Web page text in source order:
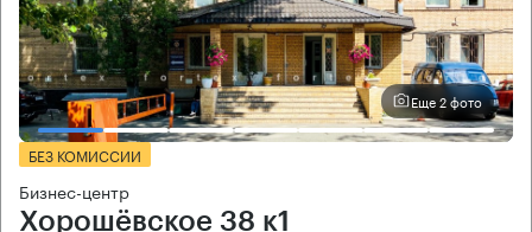
Еще 2 фото
БЕЗ КОМИССИИ
Бизнес-центр
Хорошёвское 38 к1